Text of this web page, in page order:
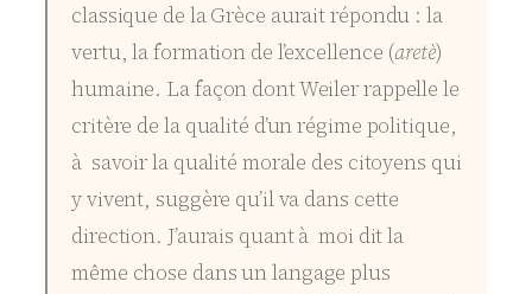
classique de la Grèce aurait répondu : la
vertu, la formation de l’excellence (aretè)
humaine. La façon dont Weiler rappelle le
critère de la qualité d’un régime politique,
à savoir la qualité morale des citoyens qui
y vivent, suggère qu’il va dans cette
direction. J’aurais quant à moi dit la
même chose dans un langage plus